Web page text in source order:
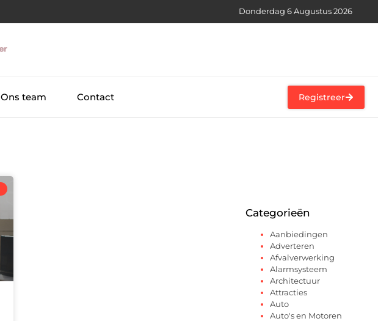
Donderdag 6 Augustus 2026
Ons team Contact Registreer
Categorieën
Aanbiedingen
Adverteren
Afvalverwerking
Alarmsysteem
Architectuur
Attracties
Auto
Auto's en Motoren